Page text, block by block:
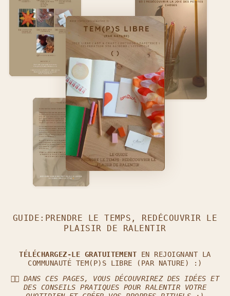
GUIDE:PRENDRE LE TEMPS, REDÉCOUVRIR LE
PLAISIR DE RALENTIR
TÉLÉCHARGEZ-LE GRATUITEMENT EN REJOIGNANT LA
COMMUNAUTÉ TEM(P)S LIBRE (PAR NATURE) :)
👈🏼 DANS CES PAGES, VOUS DÉCOUVRIREZ DES IDÉES ET
DES CONSEILS PRATIQUES POUR RALENTIR VOTRE